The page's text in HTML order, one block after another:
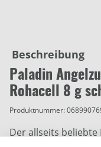
Beschreibung
Paladin
Rohacell 8 g
Produktnummer:
Der allseits